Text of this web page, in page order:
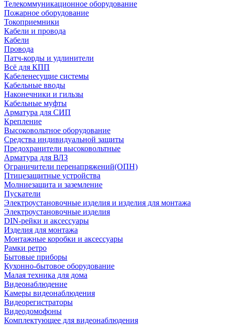
Телекоммуникационное оборудование
Пожарное оборудование
Токоприемники
Кабели и провода
Кабели
Провода
Патч-корды и удлинители
Всё для КПП
Кабеленесущие системы
Кабельные вводы
Наконечники и гильзы
Кабельные муфты
Арматура для СИП
Крепление
Высоковольтное оборудование
Средства индивидуальной защиты
Предохранители высоковольтные
Арматура для ВЛЗ
Ограничители перенапряжений(ОПН)
Птицезащитные устройства
Молниезащита и заземление
Пускатели
Электроустановочные изделия и изделия для монтажа
Электроустановочные изделия
DIN-рейки и аксессуары
Изделия для монтажа
Монтажные коробки и аксессуары
Рамки ретро
Бытовые приборы
Кухонно-бытовое оборудование
Малая техника для дома
Видеонаблюдение
Камеры видеонаблюдения
Видеорегистраторы
Видеодомофоны
Комплектующее для видеонаблюдения